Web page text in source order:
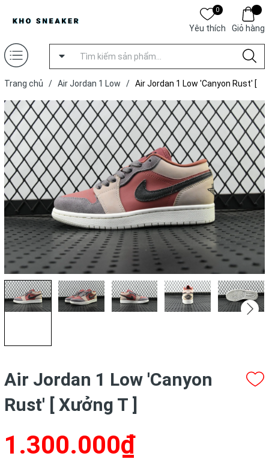
0
Yêu thích Giỏ hàng
Trang chủ / Air Jordan 1 Low / Air Jordan 1 Low 'Canyon Rust' [
Air Jordan 1 Low 'Canyon
Rust' [ Xưởng T ]
1.300.000₫